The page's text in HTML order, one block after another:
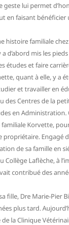
lui permet
en faisant
histoire familiale chez
d’abord mis les
études et faire
quant à elle, y a
et travailler en
des Centres de la
en Administration.
familiale Korvette,
propriétaire. Engagé
de sa famille en
Collège Laflèche, à
contribué des
fille, Dre Marie-Pier
plus tard.
la Clinique